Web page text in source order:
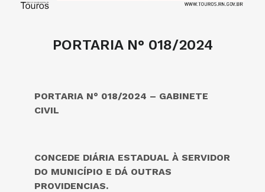
PORTARIA N° 018/2024
PORTARIA N° 018/2024 – GABINETE
CIVIL
CONCEDE DIÁRIA ESTADUAL À SERVIDOR
DO MUNICÍPIO E DÁ OUTRAS
PROVIDENCIAS.